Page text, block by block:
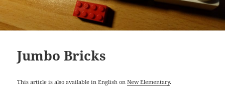
Jumbo Bricks
This article is also available in English onNew Elementary.